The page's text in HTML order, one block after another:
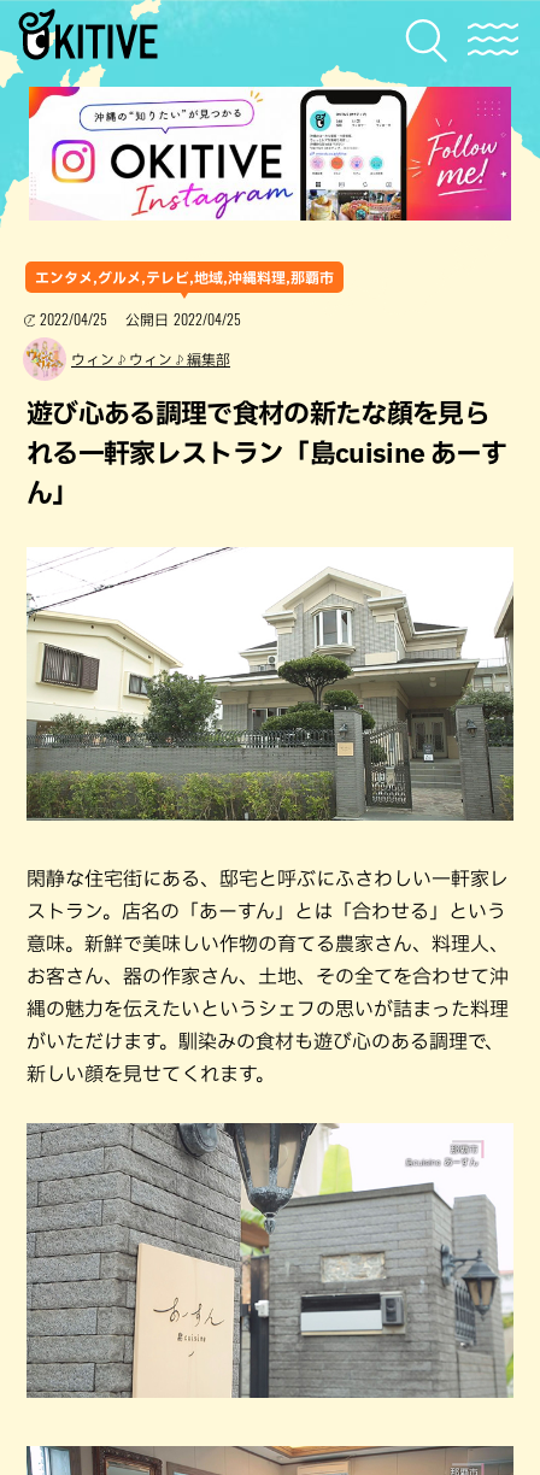
エンタメ,グルメ,テレビ,地域,沖縄料理,那覇市
2022/04/25 公開日 2022/04/25
ウィン♪ウィン♪編集部
遊び心ある調理で食材の新たな顔を見ら
れる一軒家レストラン「島cuisine あーす
ん」
閑静な住宅街にある、邸宅と呼ぶにふさわしい一軒家レ
ストラン。店名の「あーすん」とは「合わせる」という
意味。新鮮で美味しい作物の育てる農家さん、料理人、
お客さん、器の作家さん、土地、その全てを合わせて沖
縄の魅力を伝えたいというシェフの思いが詰まった料理
がいただけます。馴染みの食材も遊び心のある調理で、
新しい顔を見せてくれます。